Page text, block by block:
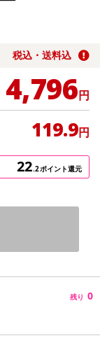
税込・送料込
4,796円
119.9円
22.2ポイント還元
残り 0